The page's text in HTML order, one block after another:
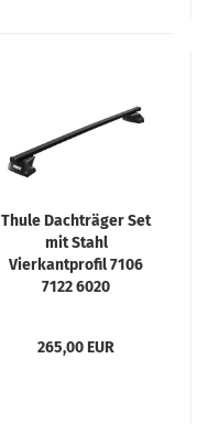
Thule Dachträger Set
mit Stahl
Vierkantprofil 7106
7122 6020
265,00 EUR